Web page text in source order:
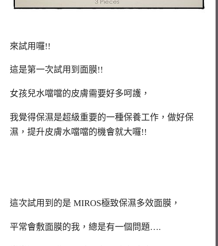
來試用囉!!
這是第一次試用到面膜!!
女孩兒水噹噹的皮膚需要好多呵護，
我覺得保濕是超級重要的一種保養工作，做好保
濕，提升皮膚水噹噹的機會就大囉!!
這次試用到的是 MIROS極致保濕多效面膜，
平常會敷面膜的我，總是有一個問題….